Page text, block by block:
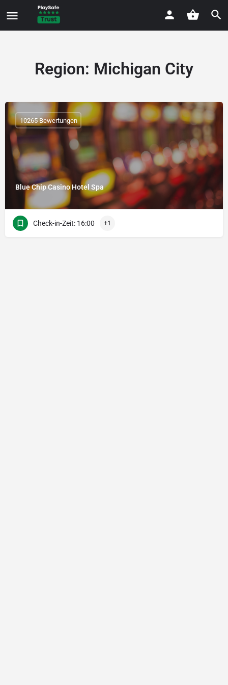
Region: Michigan City
Blue Chip Casino Hotel Spa
10265 Bewertungen
Check-in-Zeit: 16:00 +1